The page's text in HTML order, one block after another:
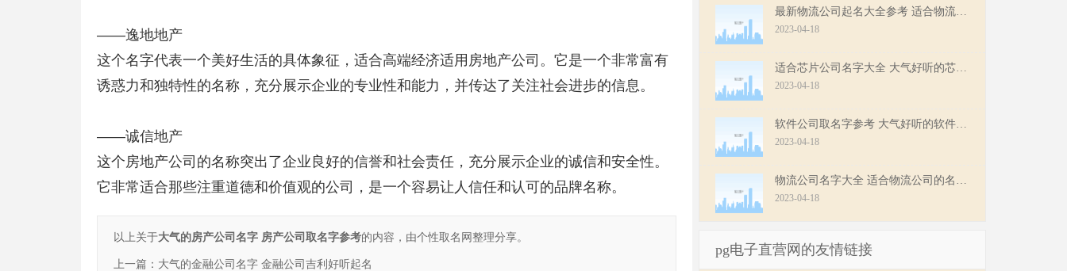
——逸地地产
这个名字代表一个美好生活的具体象征，适合高端经济适用房地产公司。它是一个非常富有
诱惑力和独特性的名称，充分展示企业的专业性和能力，并传达了关注社会进步的信息。
——诚信地产
这个房地产公司的名称突出了企业良好的信誉和社会责任，充分展示企业的诚信和安全性。
它非常适合那些注重道德和价值观的公司，是一个容易让人信任和认可的品牌名称。
以上关于大气的房产公司名字 房产公司取名字参考的内容，由个性取名网整理分享。
上一篇： 大气的金融公司名字 金融公司吉利好听起名
2023-04-18
2023-04-18
2023-04-18
2023-04-18
pg电子直营网的友情链接